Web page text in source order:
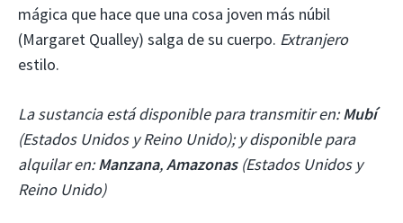
mágica que hace que una cosa joven más núbil
(Margaret Qualley) salga de su cuerpo. Extranjero
estilo.
La sustancia está disponible para transmitir en:Mubí
(Estados Unidos y Reino Unido); y disponible para
alquilar en:Manzana,Amazonas(Estados Unidos y
Reino Unido)